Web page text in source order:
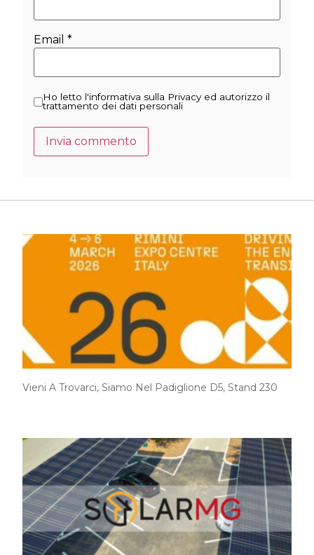
Email *
Ho letto l'informativa sulla Privacy ed autorizzo il
trattamento dei dati personali
Vieni A Trovarci, Siamo Nel Padiglione D5, Stand 230